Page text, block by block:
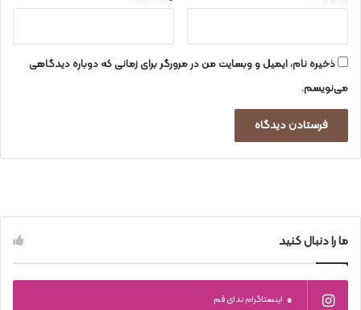
ذخیره نام، ایمیل و وبسایت من در مرورگر برای زمانی که دوباره دیدگاهی
می‌نویسم.
ما را دنبال کنید
0 اینستاگرام ندای قم